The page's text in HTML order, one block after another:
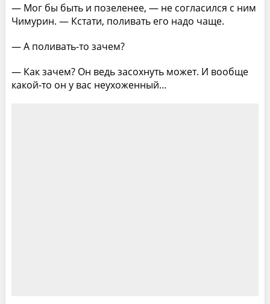
— Мог бы быть и позеленее, — не согласился с ним
Чимурин. — Кстати, поливать его надо чаще.
— А поливать-то зачем?
— Как зачем? Он ведь засохнуть может. И вообще
какой-то он у вас неухоженный…